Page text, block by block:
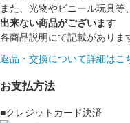
また、光物やビニール玩具等
出来ない商品がございます
各商品説明にて記載がありま
返品・交換について詳細はこ
お支払方法
■クレジットカード決済